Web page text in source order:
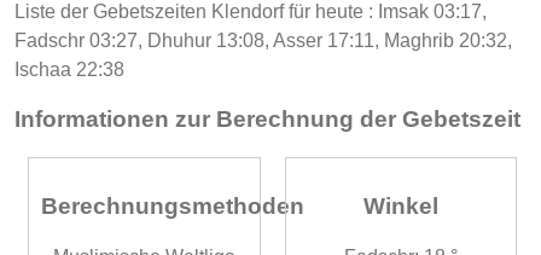
Liste der Gebetszeiten Klendorf für heute : Imsak 03:17,
Fadschr 03:27, Dhuhur 13:08, Asser 17:11, Maghrib 20:32,
Ischaa 22:38
Informationen zur Berechnung der Gebetszeit
Berechnungsmethoden Winkel